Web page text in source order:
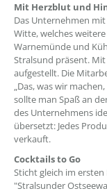
Mit Herzblut und
Das Unternehmen
Witte, welches
Warnemünde und
Stralsund präsent.
aufgestellt. Die
„Das, was wir
sollte man Spaß an
des Unternehmens
übersetzt: Jedes
verkauft.
Cocktails to Go
Sticht gleich im ersten
"Stralsunder